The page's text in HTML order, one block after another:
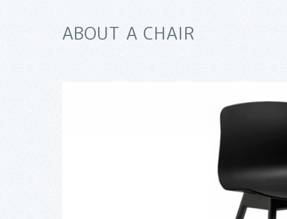
ABOUT A CHAIR